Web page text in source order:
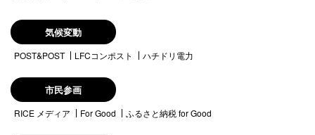
気候変動
POST&POST LFCコンポスト ハチドリ電力
市民参画
RICE メディア For Good ふるさと納税 for Good